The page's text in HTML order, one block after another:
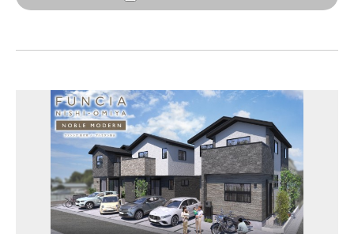
JR常磐線 [上野～仙台]
JR総武線 [快速]
JR京葉線
地図内の物件アイコンを
クリックすると
このカコミに
物件概要が表示されます
販売開始前
千葉県船橋市 千葉県流山市